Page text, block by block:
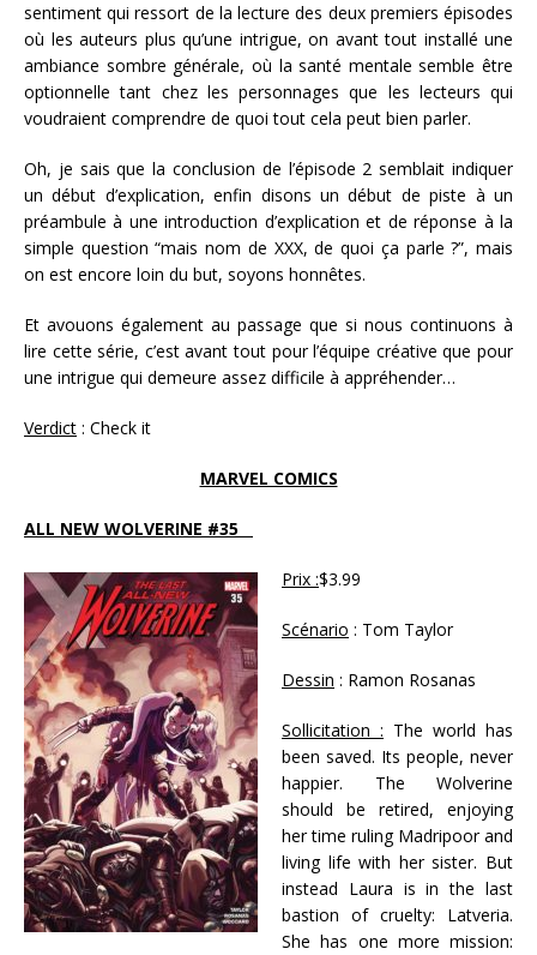
sentiment qui ressort de la lecture des deux premiers épisodes
où les auteurs plus qu’une intrigue, on avant tout installé une
ambiance sombre générale, où la santé mentale semble être
optionnelle tant chez les personnages que les lecteurs qui
voudraient comprendre de quoi tout cela peut bien parler.
Oh, je sais que la conclusion de l’épisode 2 semblait indiquer
un début d’explication, enfin disons un début de piste à un
préambule à une introduction d’explication et de réponse à la
simple question “mais nom de XXX, de quoi ça parle ?”, mais
on est encore loin du but, soyons honnêtes.
Et avouons également au passage que si nous continuons à
lire cette série, c’est avant tout pour l’équipe créative que pour
une intrigue qui demeure assez difficile à appréhender…
Verdict : Check it
MARVEL COMICS
ALL NEW WOLVERINE #35
Prix :$3.99
Scénario : Tom Taylor
Dessin : Ramon Rosanas
Sollicitation : The world has
been saved. Its people, never
happier. The Wolverine
should be retired, enjoying
her time ruling Madripoor and
living life with her sister. But
instead Laura is in the last
bastion of cruelty: Latveria.
She has one more mission: